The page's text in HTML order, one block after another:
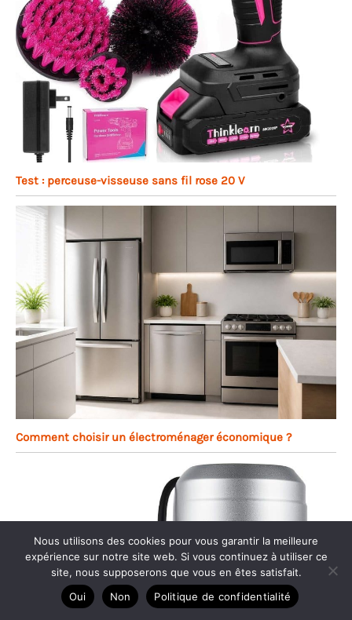
Test : perceuse-visseuse sans fil rose 20 V
Comment choisir un électroménager économique ?
Nous utilisons des cookies pour vous garantir la meilleure
expérience sur notre site web. Si vous continuez à utiliser ce
site, nous supposerons que vous en êtes satisfait.
Oui
Non Politique de confidentialité